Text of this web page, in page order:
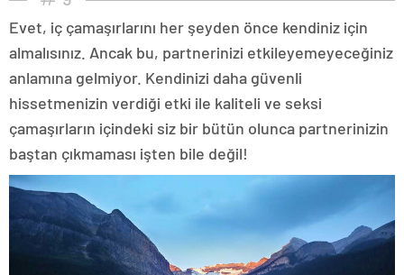
Evet, iç çamaşırlarını her şeyden önce kendiniz için
almalısınız. Ancak bu, partnerinizi etkileyemeyeceğiniz
anlamına gelmiyor. Kendinizi daha güvenli
hissetmenizin verdiği etki ile kaliteli ve seksi
çamaşırların içindeki siz bir bütün olunca partnerinizin
baştan çıkmaması işten bile değil!